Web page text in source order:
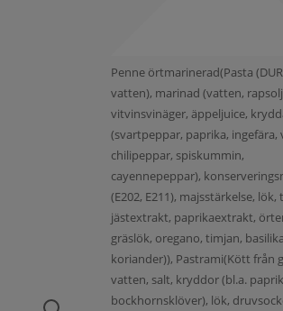
Penne örtmarinerad(Pasta
vatten), marinad (vatten,
vitvinsvinäger, äppeljuice,
(svartpeppar, paprika, ingefära,
chilipeppar, spiskummin,
cayennepeppar),
(E202, E211), majsstärkelse, lök,
jästextrakt, paprikaextrakt,
gräslök, oregano, timjan,
koriander)), Pastrami(Kött från
vatten, salt, kryddor (bl.a.
bockhornsklöver), lök,